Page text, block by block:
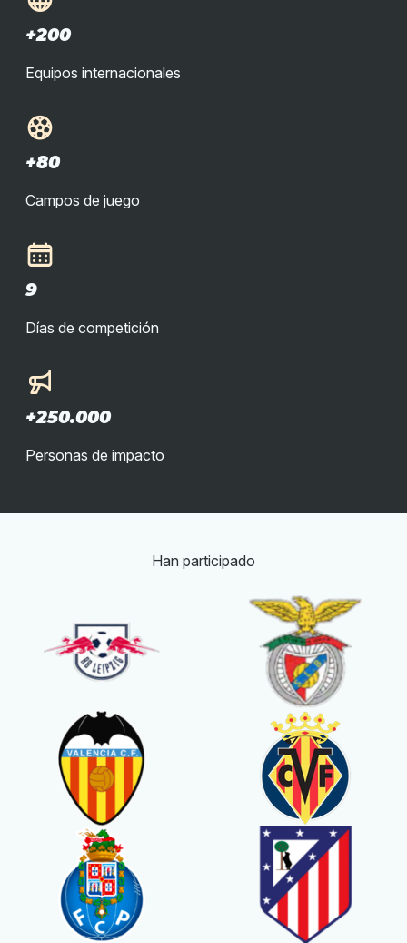
+200
Equipos internacionales
+80
Campos de juego
9
Días de competición
+250.000
Personas de impacto
Han participado